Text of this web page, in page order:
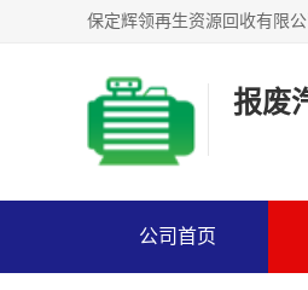
报废
公司首页